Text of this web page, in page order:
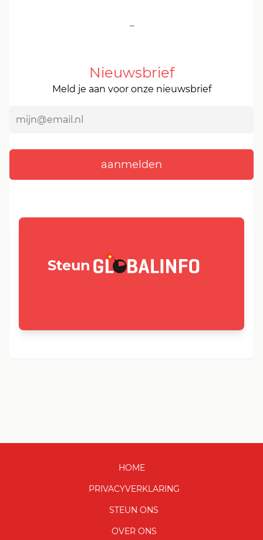
-
Nieuwsbrief
Meld je aan voor onze nieuwsbrief
Steun GLOBALINFO.nl
HOME
PRIVACYVERKLARING
STEUN ONS
OVER ONS